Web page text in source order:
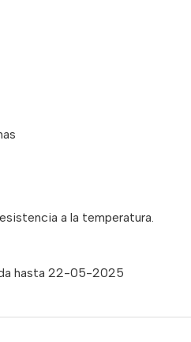
a la temperatura.
hasta 22-05-2025